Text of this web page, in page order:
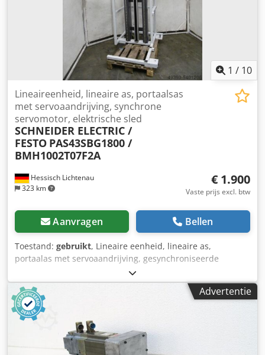
1 / 10
Hessisch Lichtenau
323 km
Lineaireenheid, lineaire as, portaalsas
met servoaandrijving, synchrone
servomotor, elektrische sled
SCHNEIDER ELECTRIC /
FESTO PAS43SBG1800 /
BMH1002T07F2A
€ 1.900
Vaste prijs excl. btw
Aanvragen Bellen
Toestand: gebruikt, Lineaire eenheid, lineaire as,
portaalas met servoaandrijving, gesynchroniseerde
servomotor, elektrische slede, laadeenheid, lineaire
geleiding met servomotor en pneumatische grijper
SCHNEIDER ELECTRIC / FESTO Type PAS43SBG1800 /
BMH1002T07F2A Productiejaar 2012 Verticale slag via
lineaire as Schneider Electric PAS43SBG1800 Slag 1800 mm
Verplaatsingsafstand per omwenteling 20 mm Maximale
snelheid 1 m/s Aandrijfelement
Advertentie